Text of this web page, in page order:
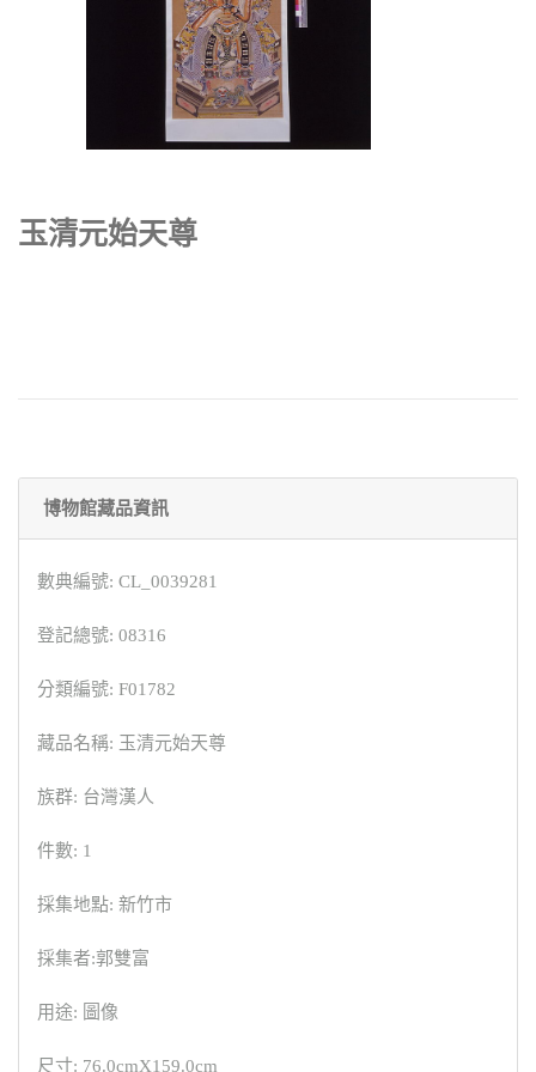
玉清元始天尊
博物館藏品資訊
數典編號: CL_0039281
登記總號: 08316
分類編號: F01782
藏品名稱: 玉清元始天尊
族群: 台灣漢人
件數: 1
採集地點: 新竹市
採集者:郭雙富
用途: 圖像
尺寸: 76.0cmX159.0cm